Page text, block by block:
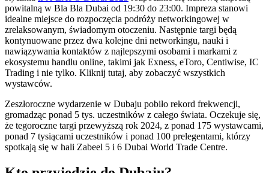
powitalną w Bla Bla Dubai od 19:30 do 23:00. Impreza stanowi
idealne miejsce do rozpoczęcia podróży networkingowej w
zrelaksowanym, świadomym otoczeniu. Następnie targi będą
kontynuowane przez dwa kolejne dni networkingu, nauki i
nawiązywania kontaktów z najlepszymi osobami i markami z
ekosystemu handlu online, takimi jak Exness, eToro, Centiwise, IC
Trading i nie tylko. Kliknij tutaj, aby zobaczyć wszystkich
wystawców.
Zeszłoroczne wydarzenie w Dubaju pobiło rekord frekwencji,
gromadząc ponad 5 tys. uczestników z całego świata. Oczekuje się,
że tegoroczne targi przewyższą rok 2024, z ponad 175 wystawcami,
ponad 7 tysiącami uczestników i ponad 100 prelegentami, którzy
spotkają się w hali Zabeel 5 i 6 Dubai World Trade Centre.